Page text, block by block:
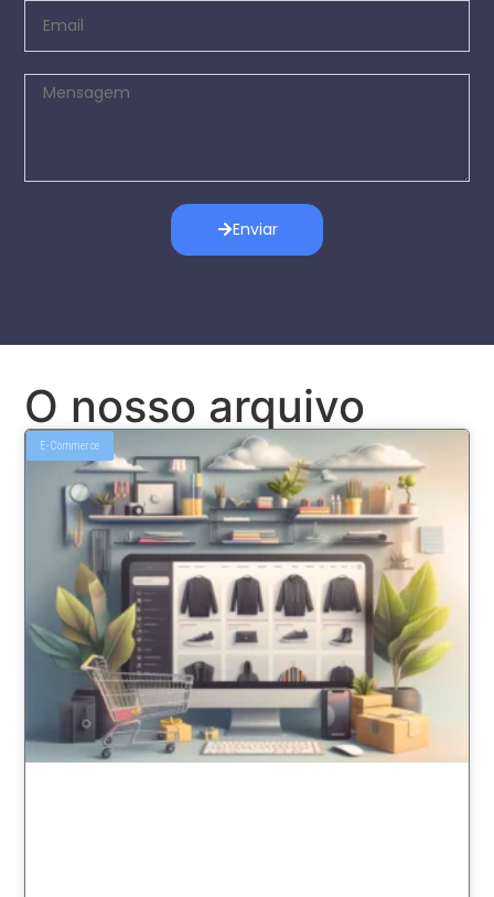
Enviar
O nosso arquivo
E-Commerce